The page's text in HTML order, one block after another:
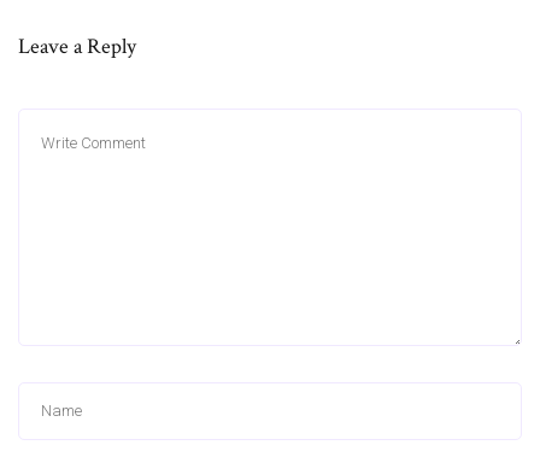
Leave a Reply